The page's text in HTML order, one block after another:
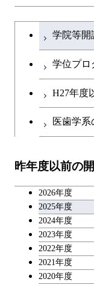
開閉
イ
技
開
専
文
英
第
キ
大学院課程を切り替え
学院等開
学位プロ
H27年度
医歯学系
昨年度以前の
2026年度
2025年度
2024年度
2023年度
2022年度
2021年度
2020年度